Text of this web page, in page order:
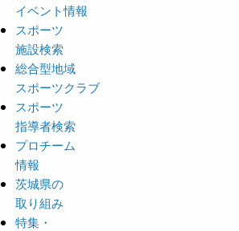
イベント情報
スポーツ
施設検索
総合型地域
スポーツクラブ
スポーツ
指導者検索
プロチーム
情報
茨城県の
取り組み
特集・